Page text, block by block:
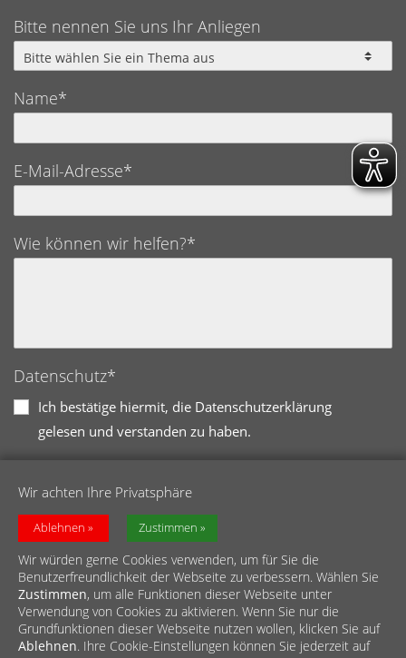
Wir achten Ihre Privatsphäre
Ablehnen Zustimmen
Wir würden gerne Cookies verwenden, um für Sie die
Benutzerfreundlichkeit der Webseite zu verbessern. Wählen Sie
Zustimmen, um alle Funktionen dieser Webseite unter
Verwendung von Cookies zu aktivieren. Wenn Sie nur die
Grundfunktionen dieser Webseite nutzen wollen, klicken Sie auf
Ablehnen. Ihre Cookie-Einstellungen können Sie jederzeit auf
Bitte nennen Sie uns Ihr Anliegen
Name*
E-Mail-Adresse*
Wie können wir helfen?*
Datenschutz*
Ich bestätige hiermit, die Datenschutzerklärung
gelesen und verstanden zu haben.
nebenstehendes Feld. *
Anti-Roboter-Verifizierung
Hier klicken
Friendly Captcha ⇗